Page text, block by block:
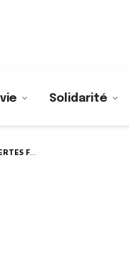
Solidarité